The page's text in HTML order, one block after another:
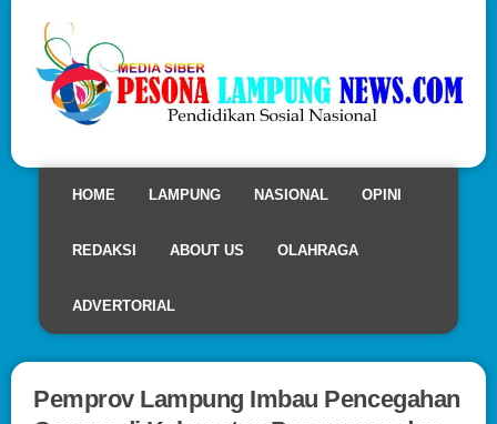
HOME LAMPUNG NASIONAL OPINI
REDAKSI ABOUT US OLAHRAGA
ADVERTORIAL
Pemprov Lampung Imbau Pencegahan